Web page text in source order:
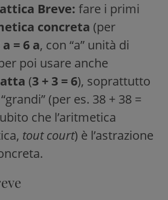
Breve: fare i primi
concreta (per
= 6 a, con “a” unità di
poi usare anche
(3 + 3 = 6), soprattutto
(per es. 38 + 38 =
che l’aritmetica
tout court) è l’astrazione